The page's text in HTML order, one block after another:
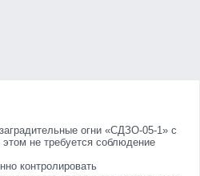
огни «СДЗО-05-1» с
этом не требуется соблюдение
контролировать